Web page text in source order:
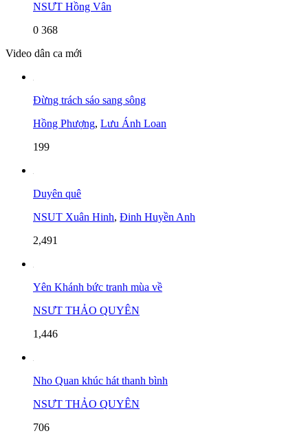
NSƯT Hồng Vân
0 368
Video dân ca mới
Đừng trách sáo sang sông
Hồng Phượng, Lưu Ánh Loan
199
Duyên quê
NSUT Xuân Hinh, Đinh Huyền Anh
2,491
Yên Khánh bức tranh mùa về
NSƯT THẢO QUYÊN
1,446
Nho Quan khúc hát thanh bình
NSƯT THẢO QUYÊN
706